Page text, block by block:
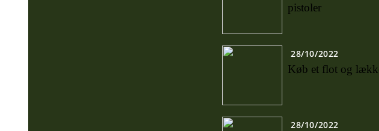
pistoler
28/10/2022
Køb et flot og
28/10/2022